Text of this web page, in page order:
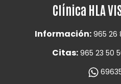
Clínica HLA
Información: 965 26
Citas: 965 23 50